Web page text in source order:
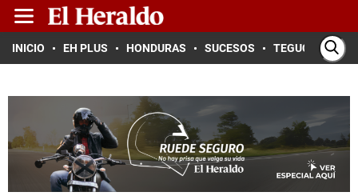
INICIO EH PLUS HONDURAS SUCESOS TEGUCIGALPA